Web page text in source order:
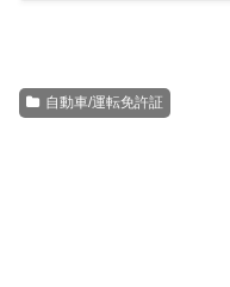
自動車/運転免許証